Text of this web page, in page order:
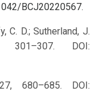
BCJ20220567.
C. D.; Sutherland, J.
DOI:
680–685. DOI: